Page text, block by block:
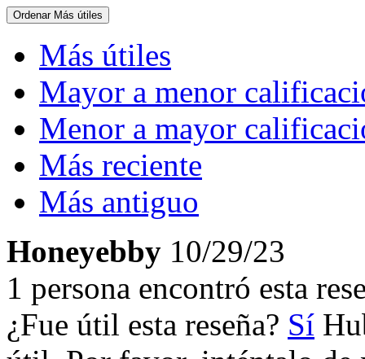
Ordenar Más útiles
Más útiles
Mayor a menor
Menor a mayor
Más reciente
Más antiguo
Honeyebby 10/29/23
1 persona encontró esta
¿Fue útil esta reseña? Sí